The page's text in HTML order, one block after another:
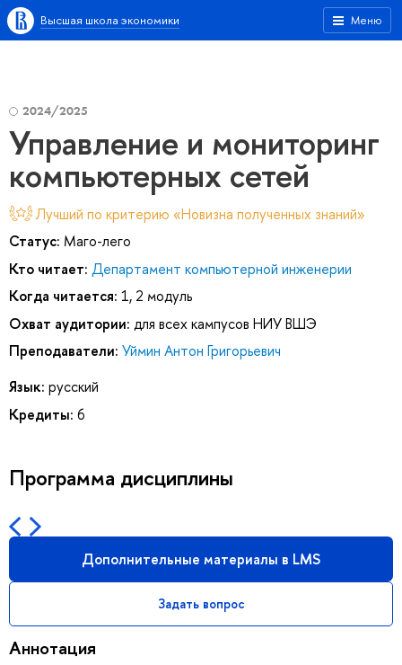
Меню
Высшая школа экономики
2024/2025
Управление и мониторинг
компьютерных сетей
Лучший по критерию «Новизна полученных знаний»
Статус: Маго-лего
Кто читает: Департамент компьютерной инженерии
Когда читается: 1, 2 модуль
Охват аудитории: для всех кампусов НИУ ВШЭ
Преподаватели: Уймин Антон Григорьевич
Язык: русский
Кредиты: 6
Программа дисциплины
Дополнительные материалы в LMS
Задать вопрос
Аннотация